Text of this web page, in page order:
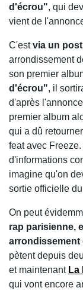
d'écrou", qui
vient de
C'estvia un
arrondissement
son premier
d'écrou", il
d'après
premier album
qui a dû
feat avec
d'informations
imagine qu'on
sortie officielle
On peut
rap parisienne,
arrondissement
pètent depuis
et maintenant La
qui vont encore